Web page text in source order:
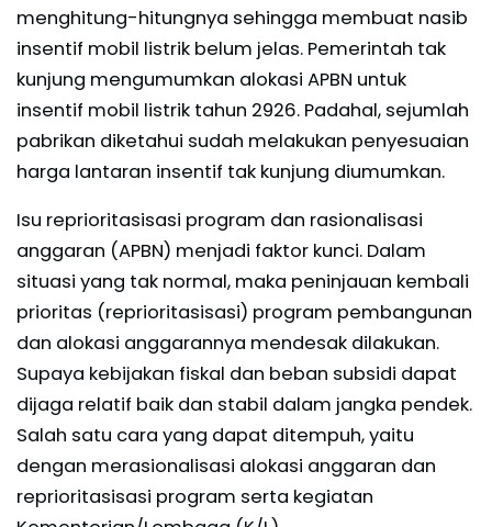
menghitung-hitungnya sehingga membuat nasib
insentif mobil listrik belum jelas. Pemerintah tak
kunjung mengumumkan alokasi APBN untuk
insentif mobil listrik tahun 2926. Padahal, sejumlah
pabrikan diketahui sudah melakukan penyesuaian
harga lantaran insentif tak kunjung diumumkan.
Isu reprioritasisasi program dan rasionalisasi
anggaran (APBN) menjadi faktor kunci. Dalam
situasi yang tak normal, maka peninjauan kembali
prioritas (reprioritasisasi) program pembangunan
dan alokasi anggarannya mendesak dilakukan.
Supaya kebijakan fiskal dan beban subsidi dapat
dijaga relatif baik dan stabil dalam jangka pendek.
Salah satu cara yang dapat ditempuh, yaitu
dengan merasionalisasi alokasi anggaran dan
reprioritasisasi program serta kegiatan